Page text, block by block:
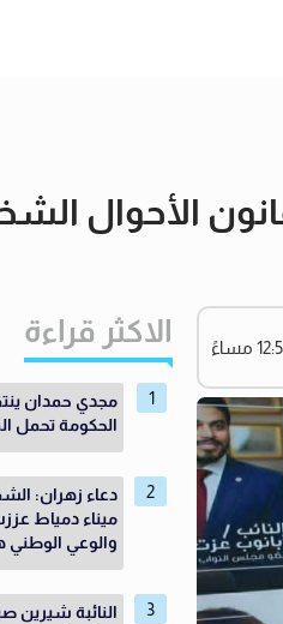
الأحوال
الاكثر قراءة
مجدي حمدان
الحكومة تحمل
دعاء زهران:
ميناء دمياط
والوعي الوطني
النائبة شيرين